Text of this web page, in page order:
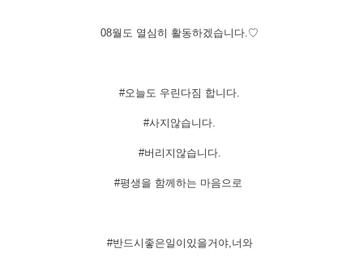
08월도 열심히 활동하겠습니다.♡
#오늘도 우린다짐 합니다.
#사지않습니다.
#버리지않습니다.
#평생을 함께하는 마음으로
#반드시좋은일이있을거야,너와